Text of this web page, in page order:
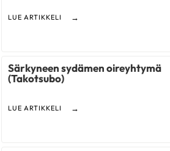
LUE ARTIKKELI
Särkyneen sydämen oireyhtymä
(Takotsubo)
LUE ARTIKKELI